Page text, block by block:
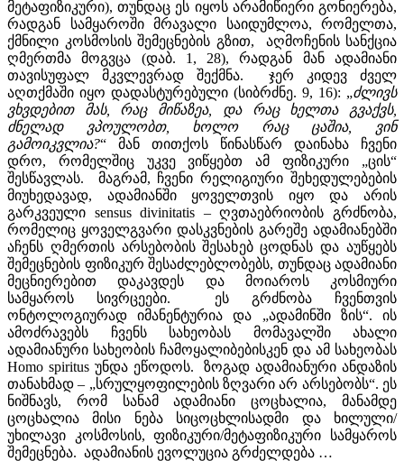
მეტაფიზიკური), თუნდაც ეს იყოს არამიწიერი გონიერება,
რადგან სამყაროში მრავალი საიდუმლოა, რომელთა,
ქმნილი კოსმოსის შემეცნების გზით, აღმოჩენის სანქცია
ღმერთმა მოგვცა (დაბ. 1, 28), რადგან მან ადამიანი
თავისუფალ მკვლევრად შექმნა. ჯერ კიდევ ძველ
აღთქმაში იყო დადასტურებული (სიბრძნე. 9, 16): „ძლივს
ვხვდებით
მას, რაც მიწაზეა, და რაც ხელთა გვაქვს,
ძნელად
ვპოულობთ, ხოლო რაც ცაშია, ვინ
გამოიკვლია?“ მან თითქოს წინასწარ დაინახა ჩვენი
დრო, რომელშიც უკვე ვიწყებთ ამ ფიზიკური „ცის“
შესწავლას. მაგრამ, ჩვენი რელიგიური შეხედულებების
მიუხედავად, ადამიანში ყოველთვის იყო და არის
გარკვეული sensus divinitatis – ღვთაებრიობის გრძნობა,
რომელიც ყოველგვარი დასკვნების გარეშე ადამიანებში
აჩენს ღმერთის არსებობის შესახებ ცოდნას და აუწყებს
შემეცნების ფიზიკურ შესაძლებლობებს, თუნდაც ადამიანი
მეცნიერებით დაკავდეს და მოიაროს კოსმიური
სამყაროს სივრცეები. ეს გრძნობა ჩვენთვის
ონტოლოგიურად იმანენტურია და „ადამინში ზის“. ის
ამოძრავებს ჩვენს სახეობას მომავალში ახალი
ადამიანური სახეობის ჩამოყალიბებისკენ და ამ სახეობას
Homo spiritus უნდა ეწოდოს. ზოგად ადამიანური ანდაზის
თანახმად – „სრულყოფილების ზღვარი არ არსებობს“. ეს
ნიშნავს, რომ სანამ ადამიანი ცოცხალია, მანამდე
ცოცხალია მისი ნება სიცოცხლისადმი და ხილული/
უხილავი კოსმოსის, ფიზიკური/მეტაფიზიკური სამყაროს
შემეცნება. ადამიანის ევოლუცია გრძელდება …